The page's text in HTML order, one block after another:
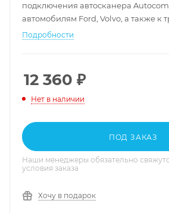
подключения автосканера Autocom
автомобилям Ford, Volvo, а также к
средствам концерна VAG.
Подробности
12 360 ₽
Нет в наличии
ПОД ЗАКАЗ
Наши менеджеры обязательно
условия заказа
Хочу в подарок